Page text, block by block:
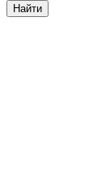
Найти